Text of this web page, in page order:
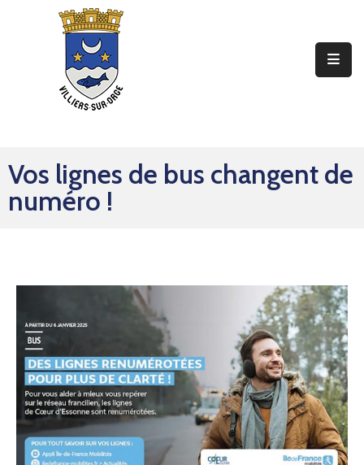
Mes
Sorties
Vos lignes de bus changent de
numéro !